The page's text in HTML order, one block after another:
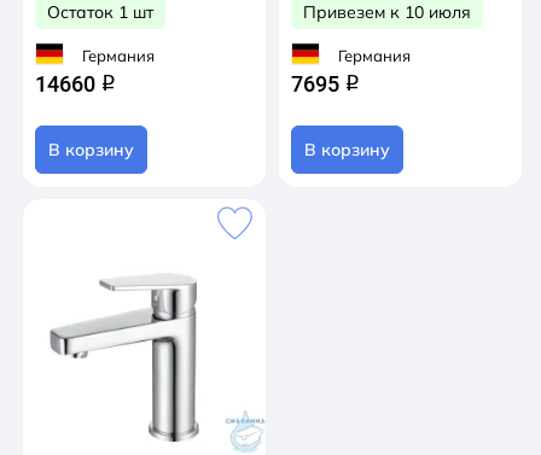
Остаток 1 шт
Германия
14660 q
В корзину
Привезем к 10 июля
Германия
7695 q
В корзину